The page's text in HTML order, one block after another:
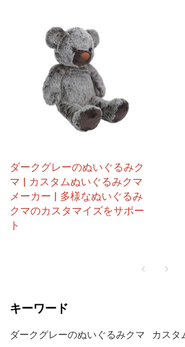
ダークグレーのぬいぐるみク
マ | カスタムぬいぐるみクマ
メーカー | 多様なぬいぐるみ
クマのカスタマイズをサポー
ト
キーワード
ダークグレーのぬいぐるみクマ カスタ